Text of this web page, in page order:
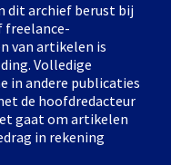
dit archief berust bij
freelance-
van artikelen is
Volledige
in andere publicaties
de hoofdredacteur
gaat om artikelen
in rekening